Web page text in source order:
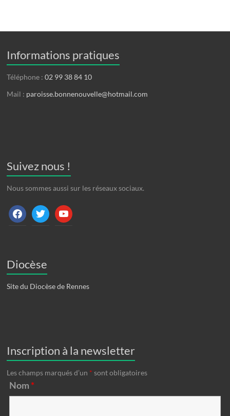
Informations pratiques
Téléphone :02 99 38 84 10
Mail : paroisse.bonnenouvelle@hotmail.com
Suivez nous !
Nous sommes aussi sur les réseaux sociaux.
facebooktwitter youtube
Diocèse
Site du Diocèse de Rennes
Inscription à la newsletter
Les champs marqués d’un * sont obligatoires
Nom *